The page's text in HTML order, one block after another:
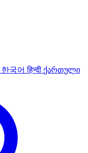
한국어हिन्दी ქართული